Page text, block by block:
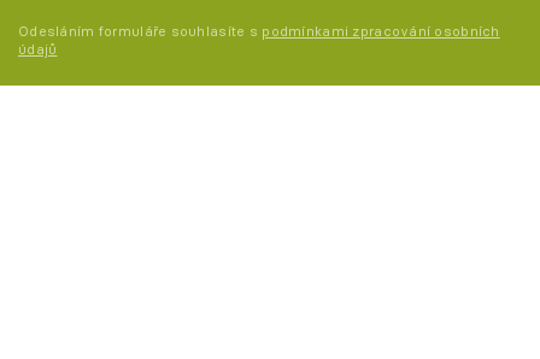
Odesláním formuláře souhlasíte s podmínkami zpracování osobních
údajů